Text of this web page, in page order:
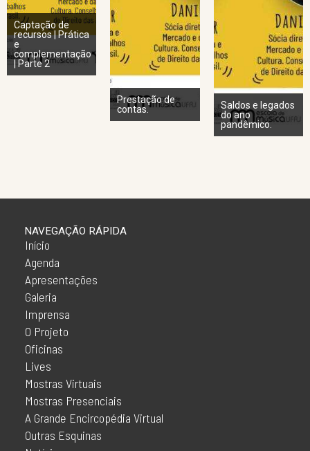
Captação de
recursos | Prática
e
complementação
| Parte 2
Prestação de
contas.
Saldos e legados
do ano
pandêmico.
Início
Agenda
Apresentações
Galeria
Imprensa
O Projeto
Oficinas
Lives
Mostras Virtuais
Mostras Presenciais
A Grande Encircopédia Virtual
Outras Esquinas
NAVEGAÇÃO RÁPIDA